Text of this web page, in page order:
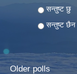
Choices
सन्तुष्ट छु
सन्तुष्ट छैन
Older polls